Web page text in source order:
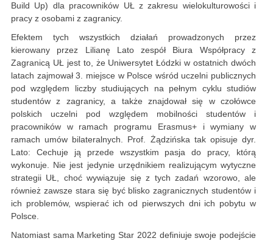
Build Up) dla pracowników UŁ z zakresu wielokulturowości i
pracy z osobami z zagranicy.
Efektem tych wszystkich działań prowadzonych przez
kierowany przez Lilianę Lato zespół Biura Współpracy z
Zagranicą UŁ jest to, że Uniwersytet Łódzki w ostatnich dwóch
latach zajmował 3. miejsce w Polsce wśród uczelni publicznych
pod względem liczby studiujących na pełnym cyklu studiów
studentów z zagranicy, a także znajdował się w czołówce
polskich uczelni pod względem mobilności studentów i
pracowników w ramach programu Erasmus+ i wymiany w
ramach umów bilateralnych. Prof. Żądzińska tak opisuje dyr.
Lato: Cechuje ją przede wszystkim pasja do pracy, którą
wykonuje. Nie jest jedynie urzędnikiem realizującym wytyczne
strategii UŁ, choć wywiązuje się z tych zadań wzorowo, ale
również zawsze stara się być blisko zagranicznych studentów i
ich problemów, wspierać ich od pierwszych dni ich pobytu w
Polsce.
Natomiast sama Marketing Star 2022 definiuje swoje podejście